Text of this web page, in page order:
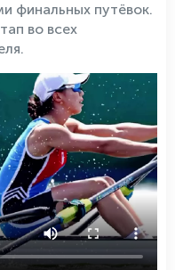
финальных путёвок.
во всех